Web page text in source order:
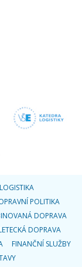
POLITIKA
DOPRAVA
DOPRAVA
FINANČNÍ SLUŽBY